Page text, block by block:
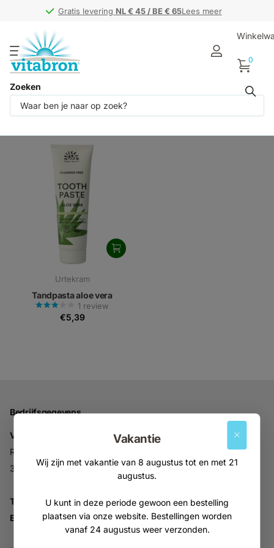
Gratis levering NL € 45 / BE € 65Lees meer
Gratis levering NL € 45 / BE € 65
Zoeken
0
Vakantie
Wij zijn met vakantie van 8 augustus tot en met 21
augustus.
U kunt in deze periode gewoon een bestelling
plaatsen via onze website. Bestellingen worden
vanaf 24 augustus weer verzonden.
Producten (1)
Urtekram
Tandpasta aloe vera
1 review
€5,39
Bedrijfsgegevens
Vitabron
Ravelijn 52
3905NV Veenendaal
Tel:
+31 (0)318 553946
Email:
info@vitabron.nl